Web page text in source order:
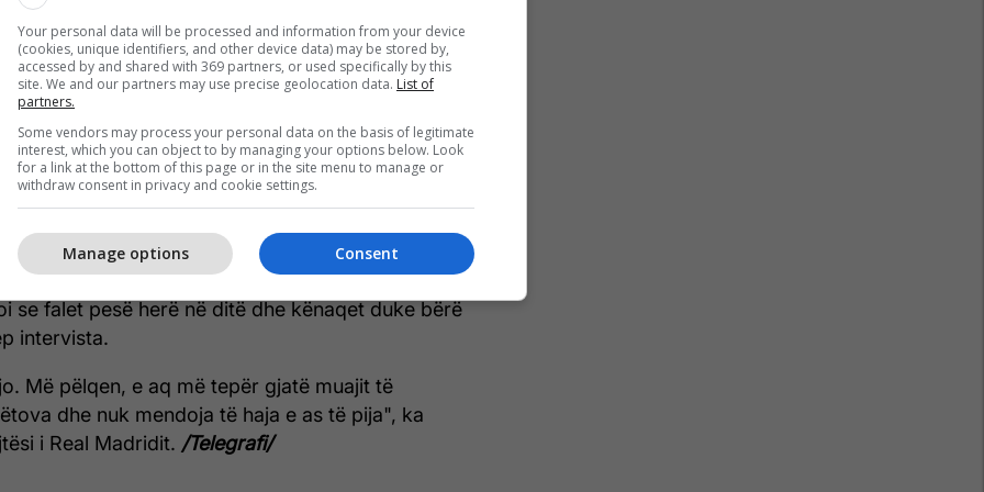
kohës me ekipin kombëtar
një nutricionist, që është gjëja më e rëndësishme.
të ha dhe sa duhet të pi. Nëse flas me
ai do të më bëjë të vrapoj dhe do të më
që është më mirë të flas me një nutricionist",
qeshur.
se falet pesë herë në ditë dhe kënaqet duke bërë
intervista.
Më pëlqen, e aq më tepër gjatë muajit të
dhe nuk mendoja të haja e as të pija", ka
i Real Madridit. /Telegrafi/
Your personal data will be processed and information from your device
(cookies, unique identifiers, and other device data) may be stored by,
accessed by and shared with 369 partners, or used specifically by this
site. We and our partners may use precise geolocation data. List of
partners.
Some vendors may process your personal data on the basis of legitimate
interest, which you can object to by managing your options below. Look
for a link at the bottom of this page or in the site menu to manage or
withdraw consent in privacy and cookie settings.
Consent
Manage options